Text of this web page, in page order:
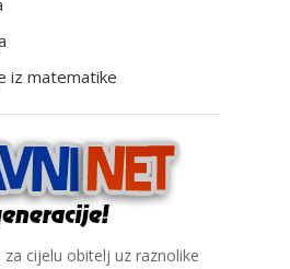
iz matematike
cijelu obitelj uz raznolike